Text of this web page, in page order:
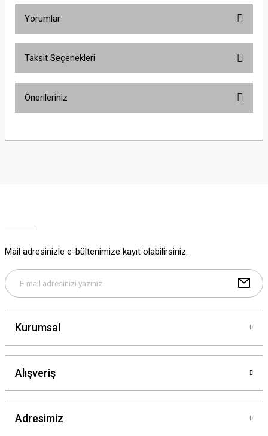
Yorumlar
Taksit Seçenekleri
Önerileriniz
yetersiz gördüğünüz noktaları öneri formunu kullanarak tarafımıza
Bu ürüne benzer farklı alternatifler olmalı.
Mail adresinizle e-bültenimize kayıt olabilirsiniz.
Kurumsal
Alışveriş
Adresimiz